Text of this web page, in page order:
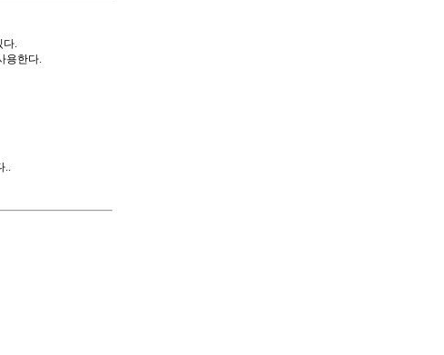
다.
용한다.
..